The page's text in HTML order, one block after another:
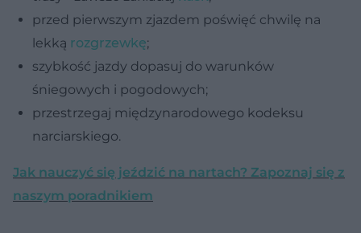
przed pierwszym zjazdem poświęć chwilę na
lekką rozgrzewkę;
szybkość jazdy dopasuj do warunków
śniegowych i pogodowych;
przestrzegaj międzynarodowego kodeksu
narciarskiego.
Jak nauczyć się jeździć na nartach? Zapoznaj się z
naszym poradnikiem